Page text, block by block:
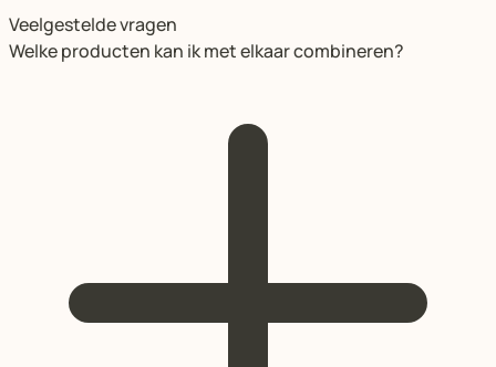
Veelgestelde vragen
Welke producten kan ik met elkaar combineren?